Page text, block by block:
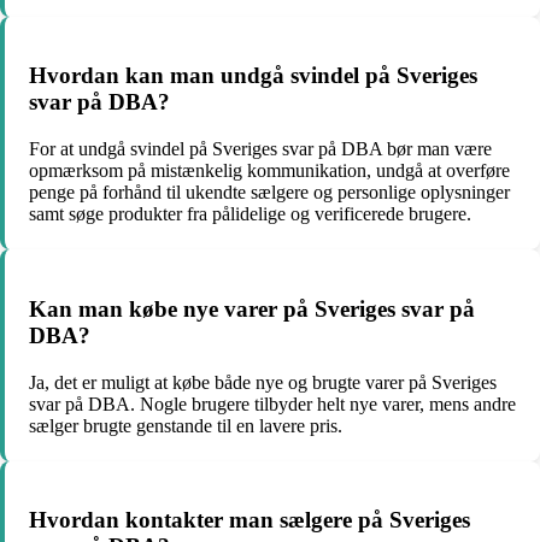
Hvordan kan man undgå svindel på Sveriges
svar på DBA?
For at undgå svindel på Sveriges svar på DBA bør man være
opmærksom på mistænkelig kommunikation, undgå at overføre
penge på forhånd til ukendte sælgere og personlige oplysninger
samt søge produkter fra pålidelige og verificerede brugere.
Kan man købe nye varer på Sveriges svar på
DBA?
Ja, det er muligt at købe både nye og brugte varer på Sveriges
svar på DBA. Nogle brugere tilbyder helt nye varer, mens andre
sælger brugte genstande til en lavere pris.
Hvordan kontakter man sælgere på Sveriges